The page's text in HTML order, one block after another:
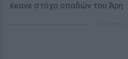
έκανε στόχο οπαδών του Άρη.